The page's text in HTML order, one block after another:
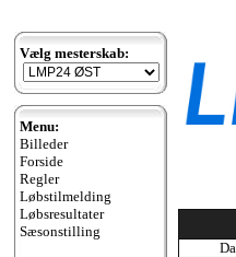
Vælg mesterskab:
Menu:
Billeder
Forside
Regler
Løbstilmelding
Løbsresultater
Sæsonstilling